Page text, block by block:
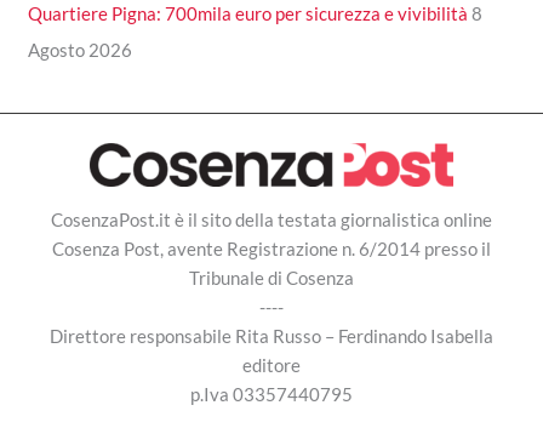
Quartiere Pigna: 700mila euro per sicurezza e vivibilità 8
Agosto 2026
CosenzaPost.it è il sito della testata giornalistica online
Cosenza Post, avente Registrazione n. 6/2014 presso il
Tribunale di Cosenza
----
Direttore responsabile Rita Russo – Ferdinando Isabella
editore
p.Iva 03357440795